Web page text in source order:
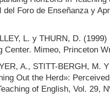
del Foro de Enseñanza y
L. y THURN, D.
Center. Mimeo, Princeton
A., STITT-BERGH, M.
Out the Herd»:
of English, Vol. 29,